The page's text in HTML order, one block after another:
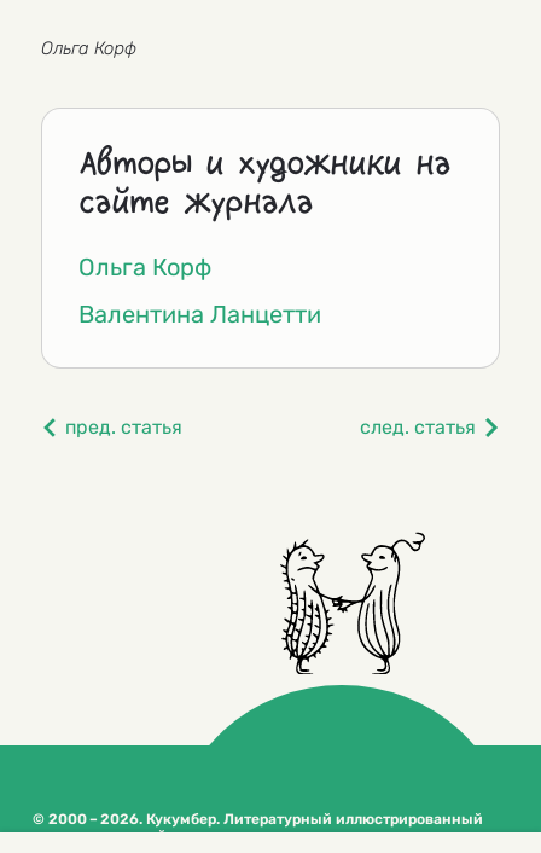
Ольга Корф
Авторы и художники на
сайте журнала
Ольга Корф
Валентина Ланцетти
пред. статья след. статья
© 2000 – 2026. Кукумбер. Литературный иллюстрированный
журнал для детей